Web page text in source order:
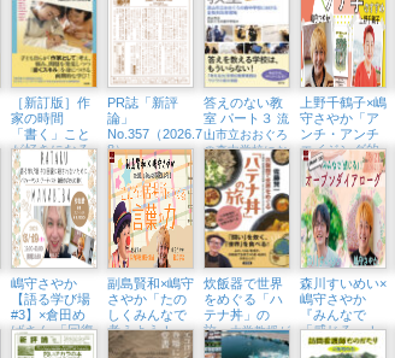
［新訂版］作
家の時間
「書く」こと
が好きになる
教え方・学び
方【実践編】
PR誌「新評
論」
No.357（2026.7・
8）
答えのない教
室 パート３ 流
山市立おおぐろ
の森中学校にお
ける全教科改革
戦略
上野千鶴子×嶋
守さやか「ア
ンチ・アンチ
エイジング的
ケア学のすす
め」（東京中
延・隣町珈琲
7/12㈰）
嶋守さやか
【語る学び場
#3】×倉田め
ばさん 「回復
に殺されない
副島賢和×嶋守
さやか「たの
しくみんなで
考えよう！
こころの居場
炊飯器で世界
をめぐる「ハ
テナ丼」の
旅大学教授が
「問い」を炊い
森川すいめい×
嶋守さやか
『みんなで
「感じる」！
オープンダイ